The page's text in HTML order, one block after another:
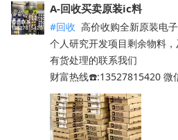
A-回收买卖原装ic料
#回收 高价收购全新原装电
个人研究开发项目剩余物料，
有货处理的联系我们
财富热线☎️:13527815420 微